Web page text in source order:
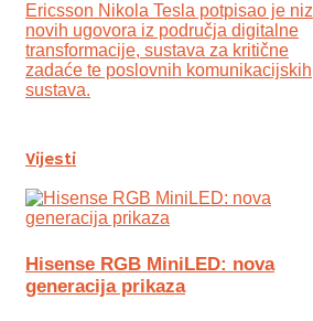
Ericsson Nikola Tesla potpisao je niz
novih ugovora iz područja digitalne
transformacije, sustava za kritične
zadaće te poslovnih komunikacijskih
sustava.
Vijesti
Hisense RGB MiniLED: nova
generacija prikaza